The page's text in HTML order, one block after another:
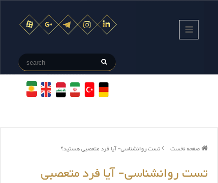
صفحه نخست تست روانشناسی- آیا فرد متعصبی هستید؟
تست روانشناسی- آیا فرد متعصبی